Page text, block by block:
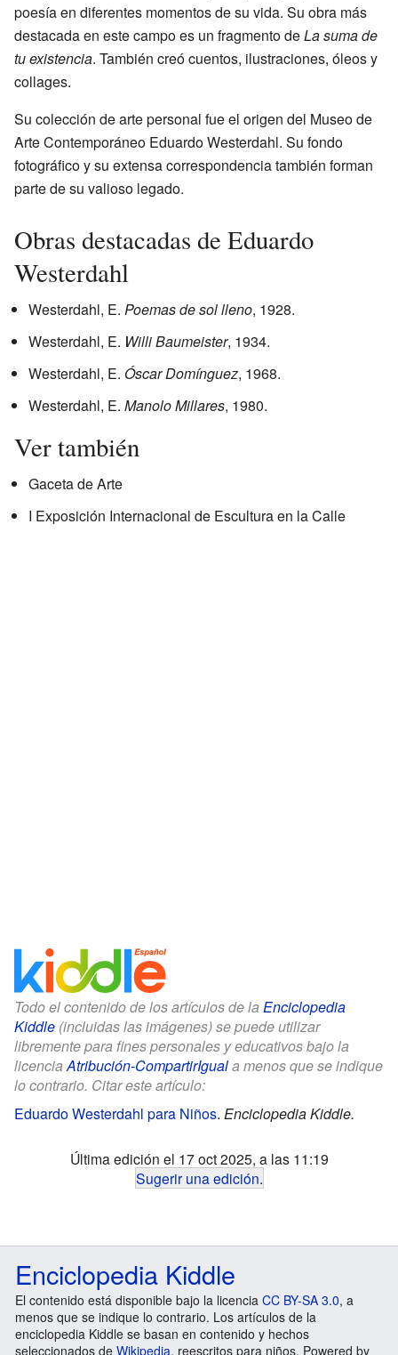
poesía en diferentes momentos de su vida. Su obra más
destacada en este campo es un fragmento deLa suma de
tu existencia. También creó cuentos, ilustraciones, óleos y
collages.
Su colección de arte personal fue el origen del Museo de
Arte Contemporáneo Eduardo Westerdahl. Su fondo
fotográfico y su extensa correspondencia también forman
parte de su valioso legado.
Obras destacadas de Eduardo
Westerdahl
Westerdahl, E. Poemas de sol lleno, 1928.
Westerdahl, E. Willi Baumeister, 1934.
Westerdahl, E. Óscar Domínguez, 1968.
Westerdahl, E. Manolo Millares, 1980.
Ver también
Gaceta de Arte
I Exposición Internacional de Escultura en la Calle
Todo el contenido de los artículos de la Enciclopedia
Kiddle (incluidas las imágenes) se puede utilizar
libremente para fines personales y educativos bajo la
licenciaAtribución-CompartirIguala menos que se indique
lo contrario. Citar este artículo:
Eduardo Westerdahl para Niños. Enciclopedia Kiddle.
Última edición el 17 oct 2025, a las 11:19
Sugerir una edición.
Enciclopedia Kiddle
El contenido está disponible bajo la licencia CC BY-SA 3.0, a
menos que se indique lo contrario. Los artículos de la
enciclopedia Kiddle se basan en contenido y hechos
seleccionados de Wikipedia, reescritos para niños. Powered by